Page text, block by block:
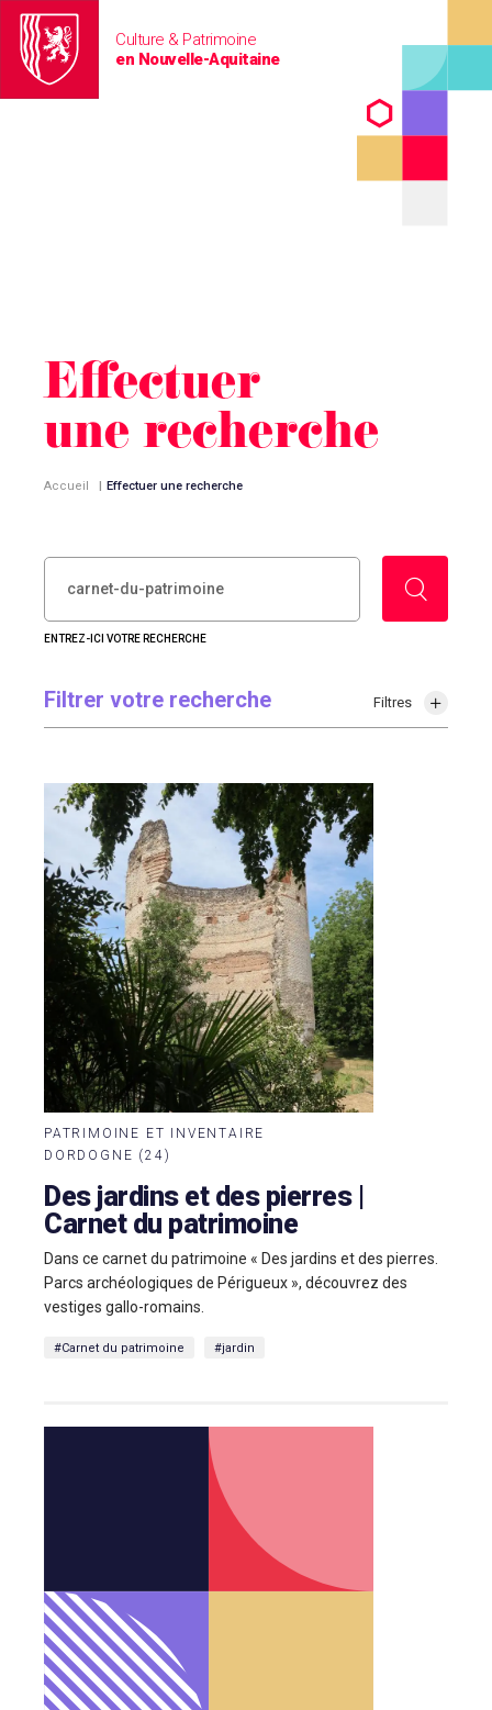
Culture & Patrimoine
en Nouvelle-Aquitaine
Effectuer
une recherche
Accueil | Effectuer une recherche
RECHERCHER :
ENTREZ-ICI VOTRE RECHERCHE
Filtrer votre recherche Filtres
PATRIMOINE ET INVENTAIRE
DORDOGNE (24)
Des jardins et des pierres |
Carnet du patrimoine
Dans ce carnet du patrimoine « Des jardins et des pierres.
Parcs archéologiques de Périgueux », découvrez des
vestiges gallo-romains.
#Carnet du patrimoine #jardin